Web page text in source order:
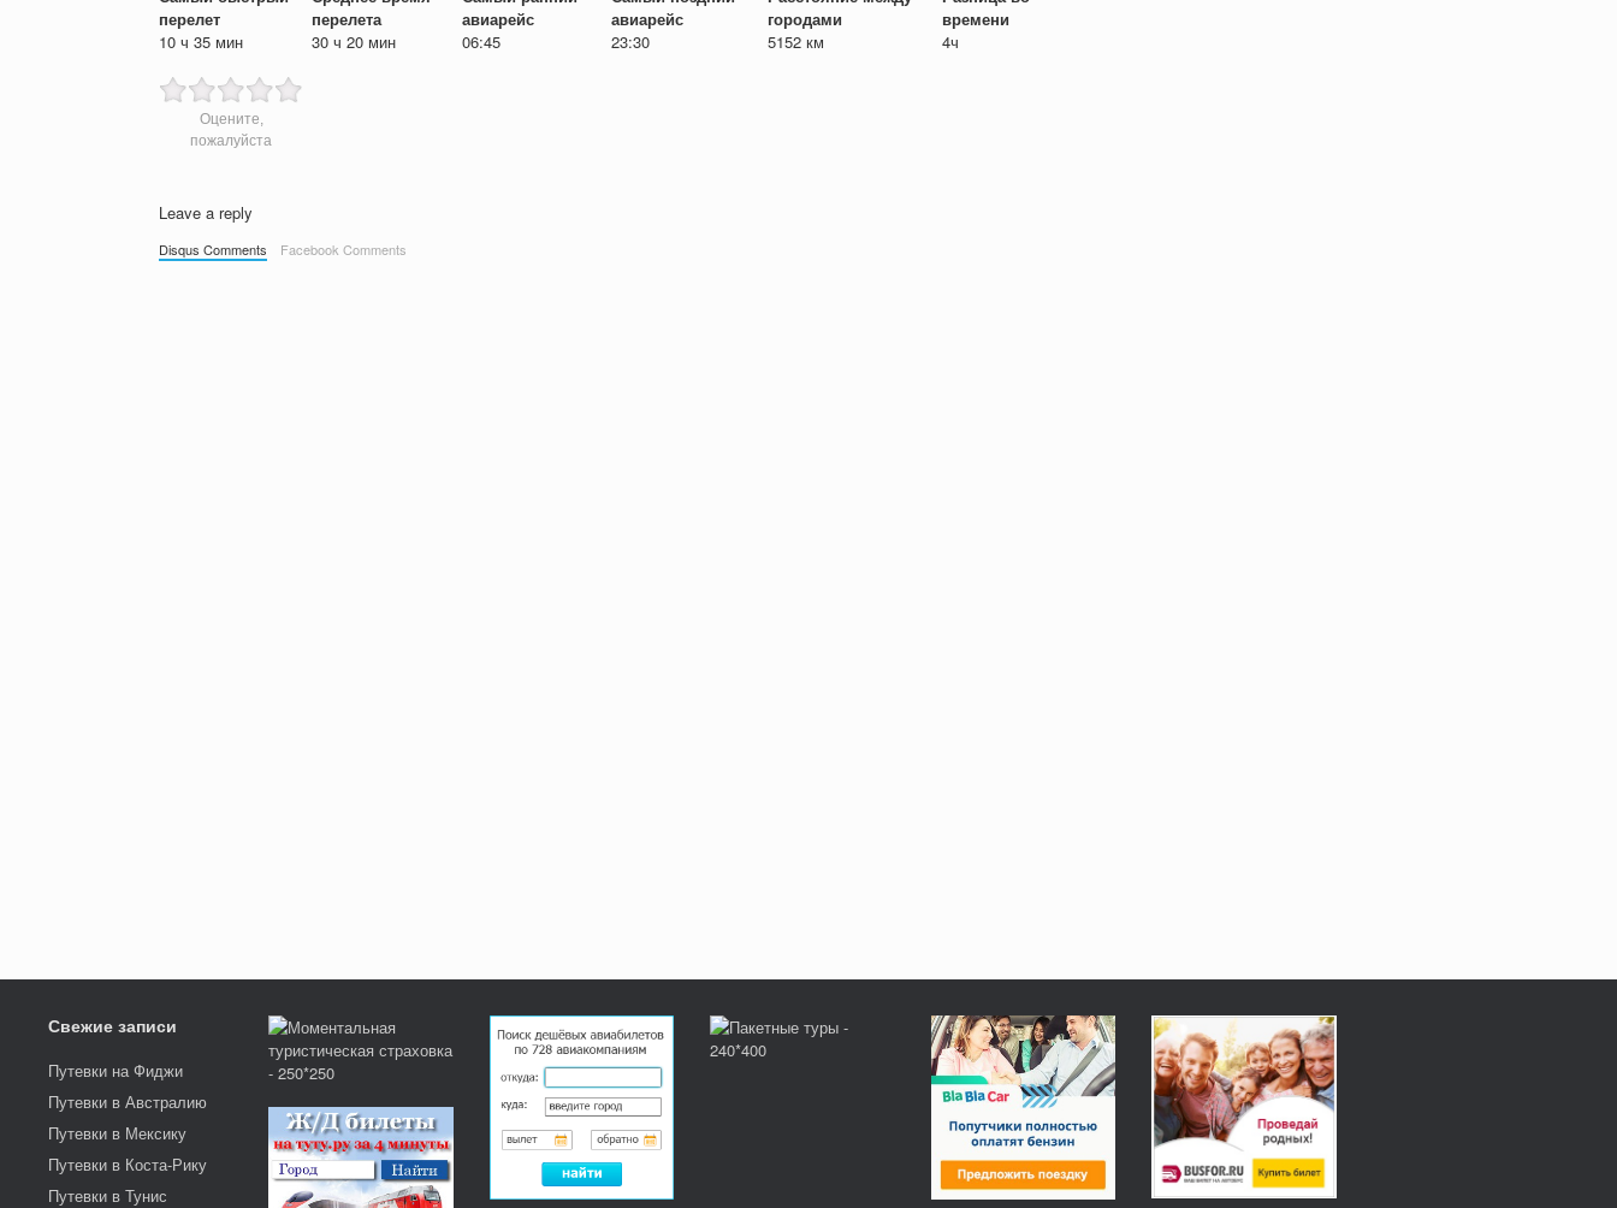
перелет
перелета
авиарейс
авиарейс
городами
времени
10 ч 35 мин
30 ч 20 мин 06:45 23:30 5152 км 4ч
Оцените,
пожалуйста
Leave a reply
Disqus Comments Facebook Comments
Свежие записи
Путевки на Фиджи
Путевки в Австралию
Путевки в Мексику
Путевки в Коста-Рику
Путевки в Тунис